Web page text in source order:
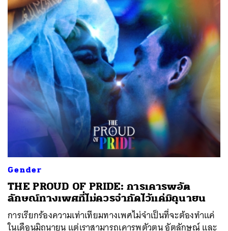
Gender
THE PROUD OF PRIDE: การเคารพอัต
ลักษณ์ทางเพศที่ไม่ควรจำกัดไว้แค่มิถุนายน
การเรียกร้องความเท่าเทียมทางเพศไม่จำเป็นที่จะต้องทำแค่
ในเดือนมิถุนายน แต่เราสามารถเคารพตัวตน อัตลักษณ์ และ